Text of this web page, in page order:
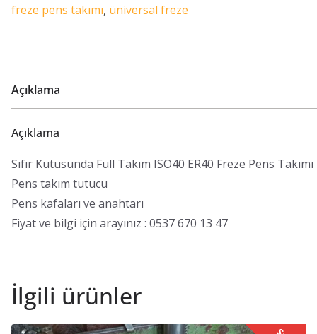
freze pens takımı, üniversal freze
Açıklama
Açıklama
Sıfır Kutusunda Full Takım ISO40 ER40 Freze Pens Takımı
Pens takım tutucu
Pens kafaları ve anahtarı
Fiyat ve bilgi için arayınız : 0537 670 13 47
İlgili ürünler